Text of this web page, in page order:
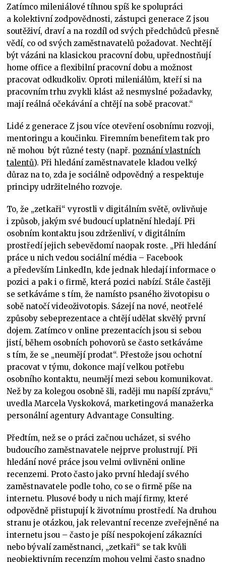
Zatímco mileniálové tíhnou spíš ke spolupráci
a kolektivní zodpovědnosti, zástupci generace Z jsou
soutěživí, draví a na rozdíl od svých předchůdců přesně
vědí, co od svých zaměstnavatelů požadovat. Nechtějí
být vázáni na klasickou pracovní dobu, upřednostňují
home office a flexibilní pracovní dobu a možnost
pracovat odkudkoliv. Oproti mileniálům, kteří si na
pracovním trhu zvykli klást až nesmyslné požadavky,
mají reálná očekávání a chtějí na sobě pracovat.“
Lidé z generace Z jsou více otevření osobnímu rozvoji,
mentoringu a koučinku. Firemním benefitem tak pro
ně mohou být různé testy (např. poznání vlastních
talentů). Při hledání zaměstnavatele kladou velký
důraz na to, zda je sociálně odpovědný a respektuje
principy udržitelného rozvoje.
To, že „zetkaři“ vyrostli v digitálním světě, ovlivňuje
i způsob, jakým své budoucí uplatnění hledají. Při
osobním kontaktu jsou zdrženliví, v digitálním
prostředí jejich sebevědomí naopak roste. „Při hledání
práce u nich vedou sociální média – Facebook
a především LinkedIn, kde jednak hledají informace o
pozici a pak i o firmě, která pozici nabízí. Stále častěji
se setkáváme s tím, že namísto psaného životopisu o
sobě natočí videoživotopis. Sázejí na nové, neotřelé
způsoby sebeprezentace a chtějí udělat skvělý první
dojem. Zatímco v online prezentacích jsou si sebou
jistí, během osobních pohovorů se často setkáváme
s tím, že se „neumějí prodat“. Přestože jsou ochotní
pracovat v týmu, dokonce mají velkou potřebu
osobního kontaktu, neumějí mezi sebou komunikovat.
Než by za kolegou osobně šli, raději mu napíší zprávu,“
uvedla Marcela Vyskoková, marketingová manažerka
personální agentury Advantage Consulting.
Předtím, než se o práci začnou ucházet, si svého
budoucího zaměstnavatele nejprve prolustrují. Při
hledání nové práce jsou velmi ovlivněni online
recenzemi. Proto často jako první hledají svého
zaměstnavatele podle toho, co se o firmě píše na
internetu. Plusové body u nich mají firmy, které
odpovědně přistupují k životnímu prostředí. Na druhou
stranu je otázkou, jak relevantní recenze zveřejněné na
internetu jsou – často je píší nespokojení zákazníci
nebo bývalí zaměstnanci, „zetkaři“ se tak kvůli
neobjektivním recenzím mohou velmi často snadno